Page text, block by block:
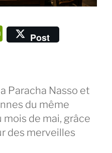
P
ri
Fr
ie
n
dl
Post
Paracha Nasso et
du même
de mai, grâce
des merveilles